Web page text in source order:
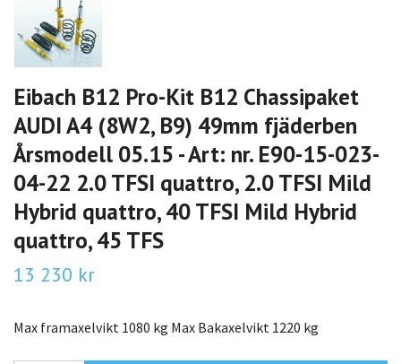
Eibach B12 Pro-Kit B12 Chassipaket
AUDI A4 (8W2, B9) 49mm fjäderben
Årsmodell 05.15 - Art: nr. E90-15-023-
04-22 2.0 TFSI quattro, 2.0 TFSI Mild
Hybrid quattro, 40 TFSI Mild Hybrid
quattro, 45 TFS
13 230 kr
Max framaxelvikt 1080 kg Max Bakaxelvikt 1220 kg